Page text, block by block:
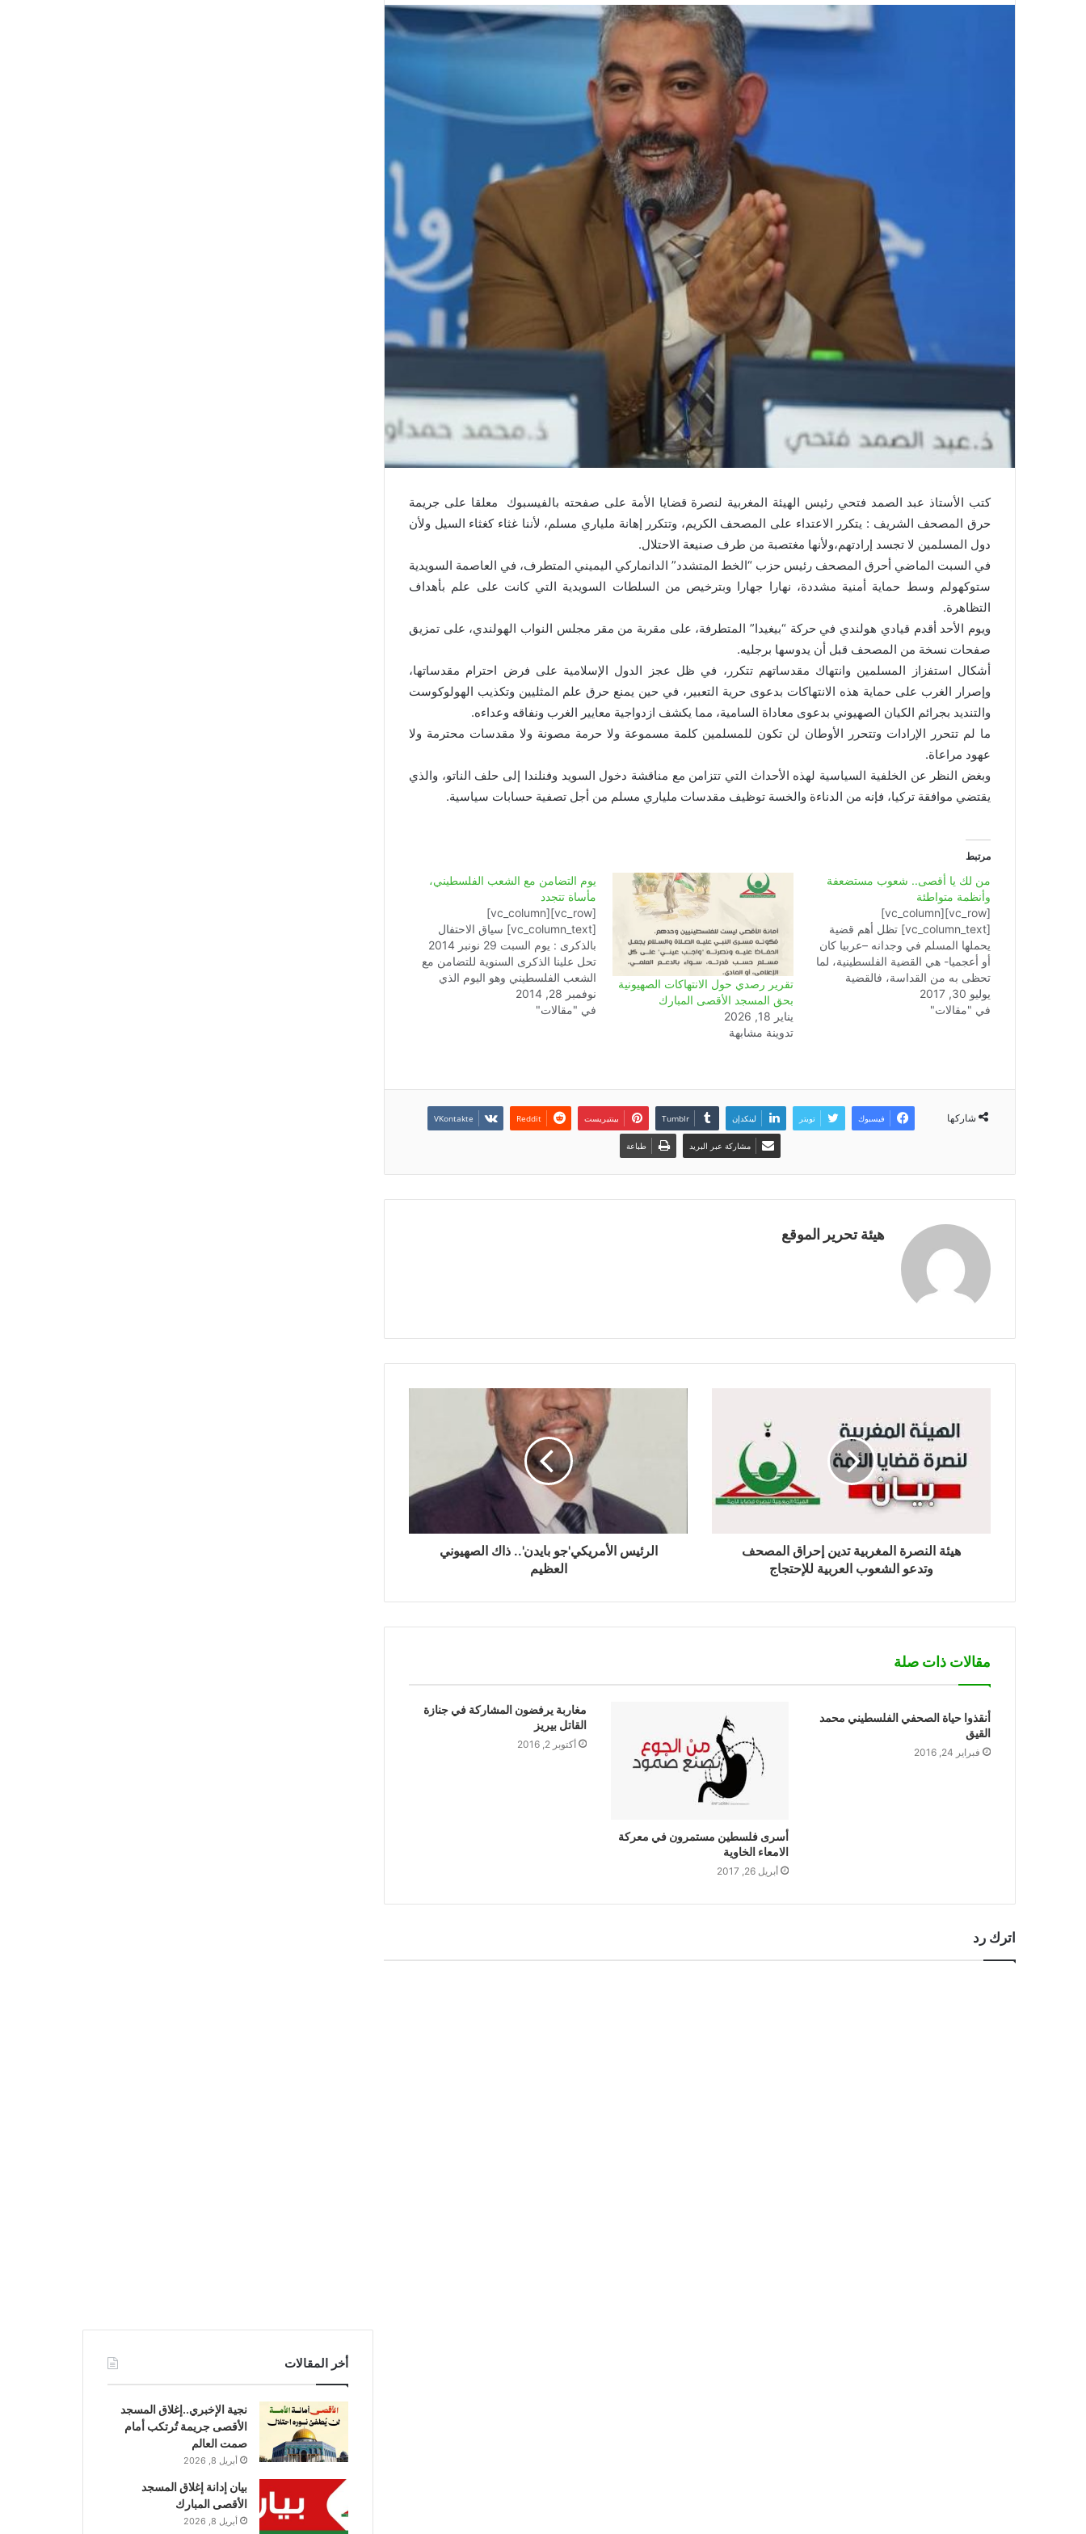
كتب الأستاذ عبد الصمد فتحي رئيس الهيئة المغربية لنصرة قضايا الأمة على صفحته بالفيسبوك معلقا على جريمة
حرق المصحف الشريف : يتكرر الاعتداء على المصحف الكريم، وتتكرر إهانة ملياري مسلم، لأننا غثاء كغثاء السيل ولأن
دول المسلمين لا تجسد إرادتهم،ولأنها مغتصبة من طرف صنيعة الاحتلال.
في السبت الماضي أحرق المصحف رئيس حزب “الخط المتشدد” الدانماركي اليميني المتطرف، في العاصمة السويدية
ستوكهولم وسط حماية أمنية مشددة، نهارا جهارا وبترخيص من السلطات السويدية التي كانت على علم بأهداف
التظاهرة.
ويوم الأحد أقدم قيادي هولندي في حركة “بيغيدا” المتطرفة، على مقربة من مقر مجلس النواب الهولندي، على تمزيق
صفحات نسخة من المصحف قبل أن يدوسها برجليه.
أشكال استفزاز المسلمين وانتهاك مقدساتهم تتكرر، في ظل عجز الدول الإسلامية على فرض احترام مقدساتها،
وإصرار الغرب على حماية هذه الانتهاكات بدعوى حرية التعبير، في حين يمنع حرق علم المثليين وتكذيب الهولوكوست
والتنديد بجرائم الكيان الصهيوني بدعوى معاداة السامية، مما يكشف ازدواجية معايير الغرب ونفاقه وعداءه.
ما لم تتحرر الإرادات وتتحرر الأوطان لن تكون للمسلمين كلمة مسموعة ولا حرمة مصونة ولا مقدسات محترمة ولا
عهود مراعاة.
وبغض النظر عن الخلفية السياسية لهذه الأحداث التي تتزامن مع مناقشة دخول السويد وفنلندا إلى حلف الناتو، والذي
يقتضي موافقة تركيا، فإنه من الدناءة والخسة توظيف مقدسات ملياري مسلم من أجل تصفية حسابات سياسية.
مرتبط
من لك يا أقصى.. شعوب مستضعفة
وأنظمة متواطئة
[vc_row][vc_column]
[vc_column_text] تظل أهم قضية
يحملها المسلم في وجدانه –عربيا كان
أو أعجميا- هي القضية الفلسطينية، لما
تحظى به من القداسة، فالقضية
الفلسطينية هي القدس والأقصى، هي
الإسراء والمعراج، هي الفتح والنصر،
يوليو 30, 2017
في "مقالات"
تقرير رصدي حول الانتهاكات الصهيونية
بحق المسجد الأقصى المبارك
يناير 18, 2026
تدوينة مشابهة
يوم التضامن مع الشعب الفلسطيني،
مأساة تتجدد
[vc_row][vc_column]
[vc_column_text] سياق الاحتفال
بالذكرى : يوم السبت 29 نونبر 2014
تحل علينا الذكرى السنوية للتضامن مع
الشعب الفلسطيني وهو اليوم الذي
أعلنته الجمعية العامة للأمم المتحدة
عام 1977 يوما عالميا للتضامن مع
نوفمبر 28, 2014
في "مقالات"
شاركها فيسبوك تويتر لينكدإن بينتيريست
مشاركة عبر البريد طباعة
هيئة تحرير الموقع
هيئة النصرة المغربية تدين إحراق المصحف
وتدعو الشعوب العربية للإحتجاج
الرئيس الأمريكي'جو بايدن'.. ذاك الصهيوني
العظيم
مقالات ذات صلة
أنقذوا حياة الصحفي الفلسطيني محمد
القيق
فبراير 24, 2016
أسرى فلسطين مستمرون في معركة
الامعاء الخاوية
أبريل 26, 2017
مغاربة يرفضون المشاركة في جنازة
القاتل بيريز
أكتوبر 2, 2016
اترك رد
أخر المقالات
نجية الإخبري..إغلاق المسجد
الأقصى جريمة تُرتكب أمام
صمت العالم
أبريل 8, 2026
بيان إدانة إغلاق المسجد
الأقصى المبارك
أبريل 8, 2026